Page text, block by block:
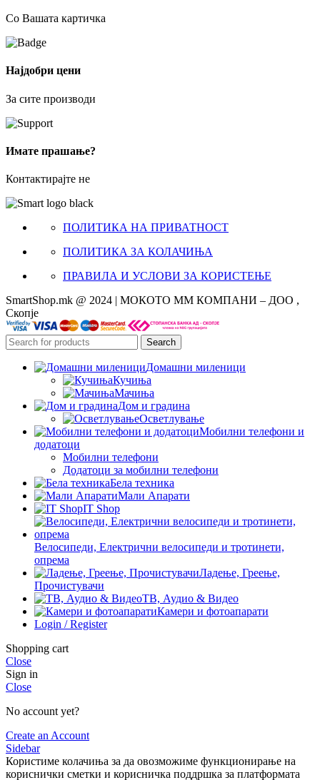
Со Вашата картичка
Најдобри цени
За сите производи
Имате прашање?
Контактирајте не
ПОЛИТИКА НА ПРИВАТНОСТ
ПОЛИТИКА ЗА КОЛАЧИЊА
ПРАВИЛА И УСЛОВИ ЗА КОРИСТЕЊЕ
SmartShop.mk @ 2024 | МОКОТО ММ КОМПАНИ – ДОО ,
Скопје
Search
Домашни миленици
Кучиња
Мачиња
Дом и градина
Осветлување
Мобилни телефони и
додатоци
Мобилни телефони
Додатоци за мобилни телефони
Бела техника
Мали Апарати
IT Shop
Велосипеди, Електрични велосипеди и тротинети,
опрема
Ладење, Греење,
Прочистувачи
ТВ, Аудио & Видео
Камери и фотоапарати
Login / Register
Shopping cart
Close
Sign in
Close
No account yet?
Create an Account
Sidebar
Користиме колачиња за да овозможиме функционирање на
кориснички сметки и корисничка поддршка за платформата